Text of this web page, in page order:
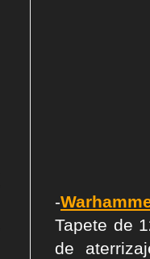
-
Tapete de
de